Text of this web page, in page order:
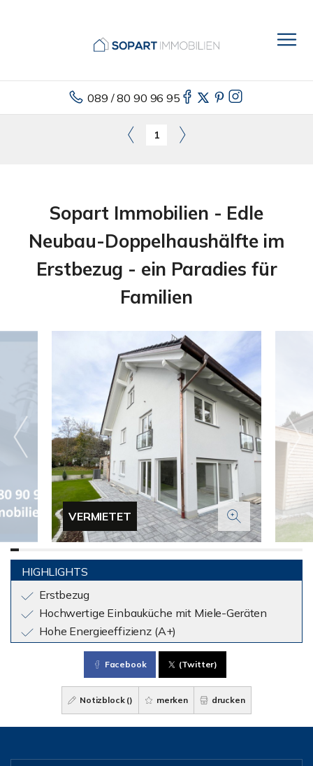
089 / 80 90 96 95
1
Sopart Immobilien - Edle
Neubau-Doppelhaushälfte im
Erstbezug - ein Paradies für
Familien
VERMIETET
HIGHLIGHTS
Erstbezug
Hochwertige Einbauküche mit Miele-Geräten
Hohe Energieeffizienz (A+)
Facebook (Twitter)
Notizblock () merken drucken